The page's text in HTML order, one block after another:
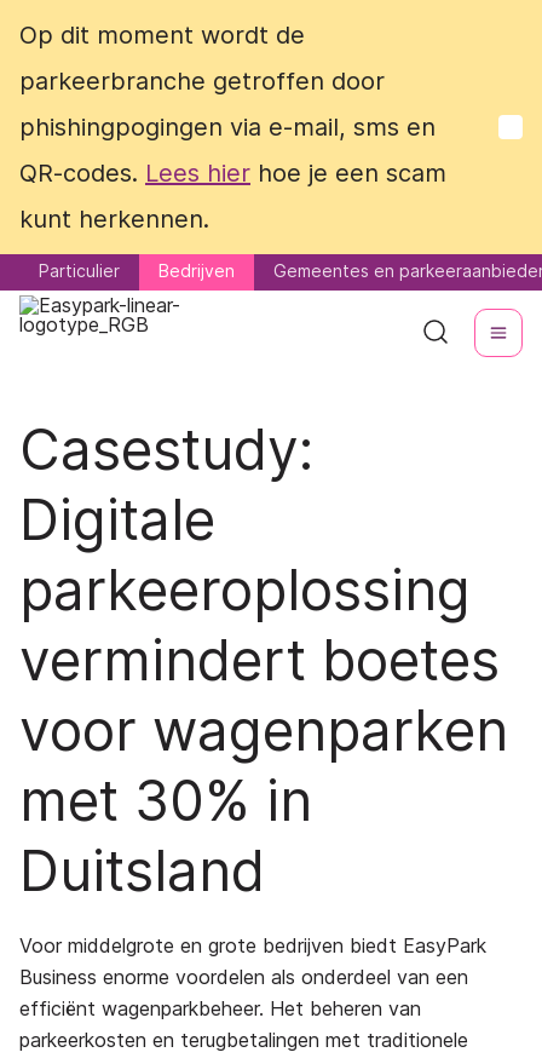
Op dit moment wordt de
parkeerbranche getroffen door
phishingpogingen via e-mail, sms en
QR-codes. Lees hier hoe je een scam
kunt herkennen.
Particulier Bedrijven Gemeentes en
Op dit moment wordt de
parkeerbranche getroffen door
phishingpogingen via e-mail, sms en
QR-codes. Lees hier hoe je een scam
kunt herkennen.
Particulier Bedrijven Gemeentes en
Casestudy:
Digitale
parkeeroplossing
vermindert boetes
voor wagenparken
met 30% in
Duitsland
Voor middelgrote en grote bedrijven biedt EasyPark
Business enorme voordelen als onderdeel van een
efficiënt wagenparkbeheer. Het beheren van
parkeerkosten en terugbetalingen met traditionele